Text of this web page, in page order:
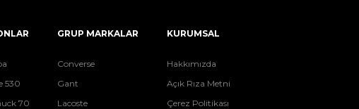
530
70
GRUP MARKALAR
Converse
Gant
Lacoste
KURUMSAL
Hakkımızda
Açık Rıza Metni
Çerez Politikası